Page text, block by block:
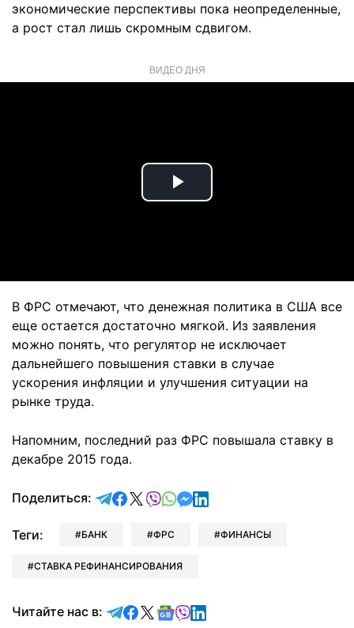
экономические перспективы пока неопределенные,
а рост стал лишь скромным сдвигом.
ВИДЕО ДНЯ
Play
В ФРС отмечают, что денежная политика в США все
еще остается достаточно мягкой. Из заявления
можно понять, что регулятор не исключает
дальнейшего повышения ставки в случае
ускорения инфляции и улучшения ситуации на
рынке труда.
Напомним, последний раз ФРС повышала ставку в
декабре 2015 года.
Поделиться: отправить в Telegram
поделиться в Facebook
поделиться в X
отправить в Viber
отправить в Whatsapp
отправить в Messenger
отправить в LinkedIn
Теги: БАНК ФРС ФИНАНСЫ
СТАВКА РЕФИНАНСИРОВАНИЯ
Читайте нас в: Читайте в Telegram
Читайте в Facebook
Читайте в X
Читайте в Google news
Читайте в Viber
Читайте в LinkedIn